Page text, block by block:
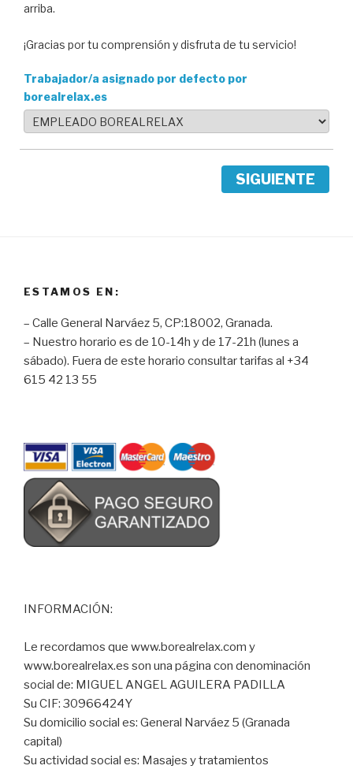
arriba.
¡Gracias por tu comprensión y disfruta de tu servicio!
Trabajador/a asignado por defecto por
borealrelax.es
SIGUIENTE
ESTAMOS EN:
– Calle General Narváez 5, CP:18002, Granada.
– Nuestro horario es de 10-14h y de 17-21h (lunes a
sábado). Fuera de este horario consultar tarifas al +34
615 42 13 55
INFORMACIÓN:
Le recordamos que www.borealrelax.com y
www.borealrelax.es son una página con denominación
social de: MIGUEL ANGEL AGUILERA PADILLA
Su CIF: 30966424Y
Su domicilio social es: General Narváez 5 (Granada
capital)
Su actividad social es: Masajes y tratamientos